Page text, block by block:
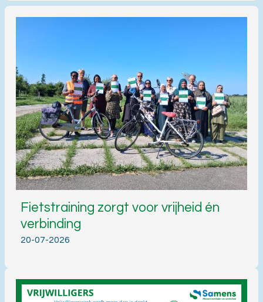
Fietstraining zorgt voor vrijheid én
verbinding
20-07-2026